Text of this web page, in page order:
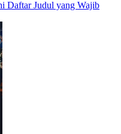
Daftar Judul yang Wajib